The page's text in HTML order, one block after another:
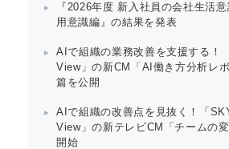
『2026年度 新入社員の会社生活
用意識編』の結果を発表
AIで組織の業務改善を支援する！
View」の新CM「AI働き方分析レポ
篇を公開
AIで組織の改善点を見抜く！「
View」の新テレビCM「チームの
開始